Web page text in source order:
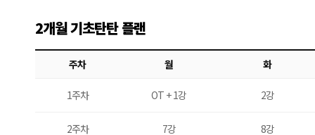
2개월 기초탄탄 플랜
주차 월 화
1주차 OT + 1강 2강
2주차 7강 8강